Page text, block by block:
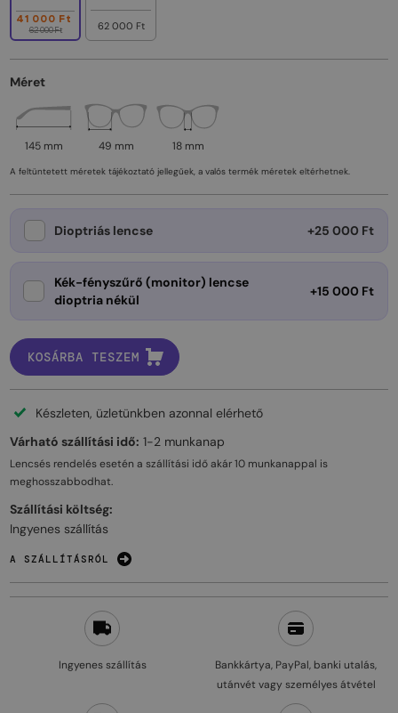
Ingyenes szállítás
Bankkártya, PayPal, banki utalás,
utánvét vagy személyes átvétel
41 000 Ft
62 000 Ft 62 000 Ft
Méret
145 mm 49 mm 18 mm
A feltüntetett méretek tájékoztató jellegűek, a valós termék méretek eltérhetnek.
Dioptriás lencse +25 000 Ft
Kék-fényszűrő (monitor) lencse
dioptria nékül
+15 000 Ft
KOSÁRBA TESZEM
Készleten, üzletünkben azonnal elérhető
Várható szállítási idő: 1-2 munkanap
Lencsés rendelés esetén a szállítási idő akár10 munkanappal is
meghosszabbodhat.
Szállítási költség:
Ingyenes szállítás
A SZÁLLÍTÁSRÓL